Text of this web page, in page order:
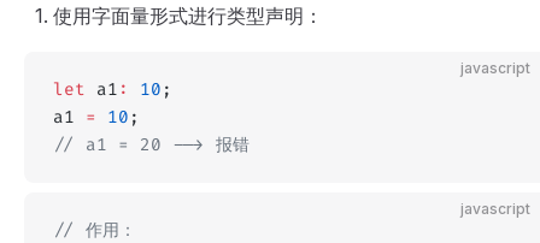
使用字面量形式进行类型声明：
javascript
let a1 : 10 ;
a1 = 10 ;
// a1 = 20 --> 报错
javascript
// 作用：